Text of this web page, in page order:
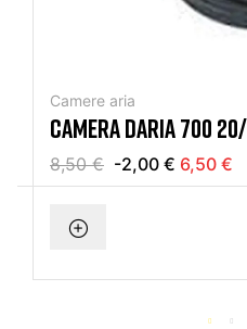
Camere aria
CAMERA DARIA 700
8,50 € -2,00 € 6,50 €